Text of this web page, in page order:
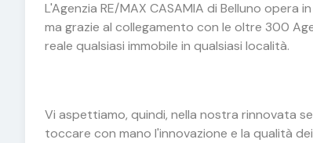
L'Agenzia RE/MAX CASAMIA di Belluno
ma grazie al collegamento con le oltre 300
reale qualsiasi immobile in qualsiasi località.
Vi aspettiamo, quindi, nella nostra rinnovata
toccare con mano l'innovazione e la qualità